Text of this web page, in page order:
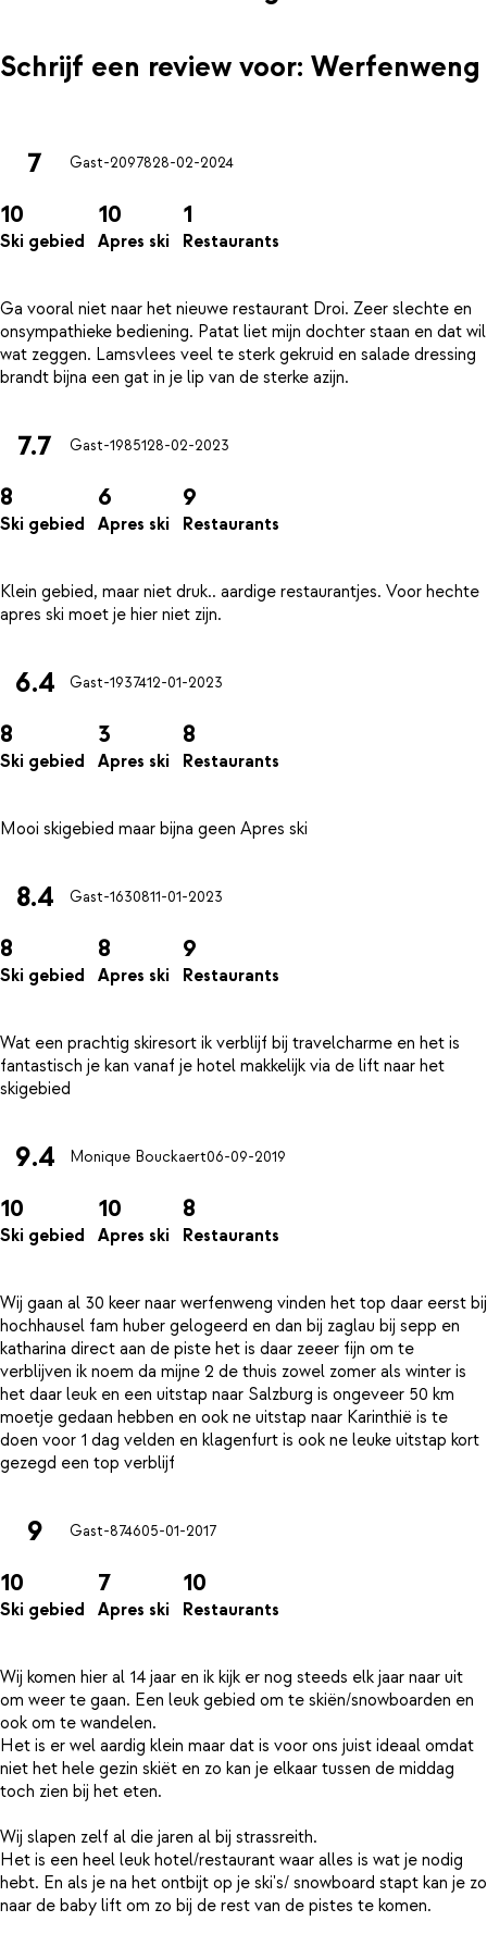
Schrijf een review voor: Werfenweng
7 Gast-2097828-02-2024
10
Ski gebied
10
Apres ski
1
Restaurants
Ga vooral niet naar het nieuwe restaurant Droi. Zeer slechte en
onsympathieke bediening. Patat liet mijn dochter staan en dat wil
wat zeggen. Lamsvlees veel te sterk gekruid en salade dressing
7.7 Gast-1985128-02-2023
8
Ski gebied
6
Apres ski
9
Restaurants
Klein gebied, maar niet druk.. aardige restaurantjes. Voor hechte
6.4 Gast-1937412-01-2023
8
Ski gebied
3
Apres ski
8
Restaurants
8.4 Gast-1630811-01-2023
8
Ski gebied
8
Apres ski
9
Restaurants
Wat een prachtig skiresort ik verblijf bij travelcharme en het is
fantastisch je kan vanaf je hotel makkelijk via de lift naar het
9.4 Monique Bouckaert06-09-2019
10
Ski gebied
10
Apres ski
8
Restaurants
Wij gaan al 30 keer naar werfenweng vinden het top daar eerst bij
hochhausel fam huber gelogeerd en dan bij zaglau bij sepp en
katharina direct aan de piste het is daar zeeer fijn om te
verblijven ik noem da mijne 2 de thuis zowel zomer als winter is
het daar leuk en een uitstap naar Salzburg is ongeveer 50 km
moetje gedaan hebben en ook ne uitstap naar Karinthië is te
doen voor 1 dag velden en klagenfurt is ook ne leuke uitstap kort
9 Gast-874605-01-2017
10
Ski gebied
7
Apres ski
10
Restaurants
Wij komen hier al 14 jaar en ik kijk er nog steeds elk jaar naar uit
om weer te gaan. Een leuk gebied om te skiën/snowboarden en
ook om te wandelen.
Het is er wel aardig klein maar dat is voor ons juist ideaal omdat
niet het hele gezin skiët en zo kan je elkaar tussen de middag
toch zien bij het eten.
Wij slapen zelf al die jaren al bij strassreith.
Het is een heel leuk hotel/restaurant waar alles is wat je nodig
hebt. En als je na het ontbijt op je ski's/ snowboard stapt kan je zo
naar de baby lift om zo bij de rest van de pistes te komen.